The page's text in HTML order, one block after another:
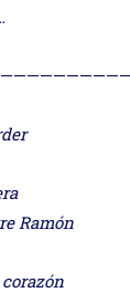
llarder
Ramón
mi